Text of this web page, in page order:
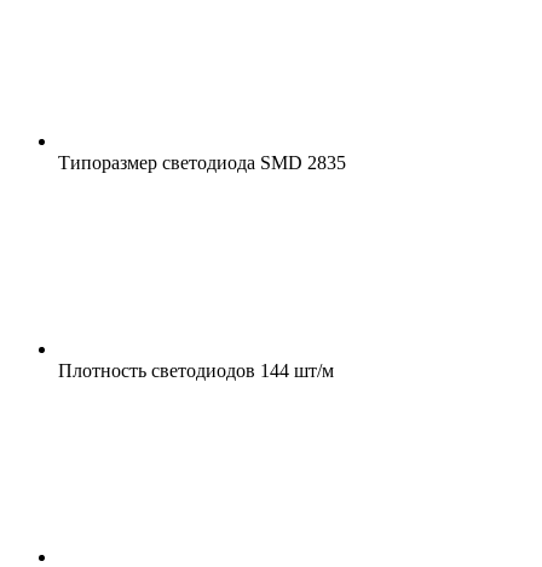
Типоразмер светодиода SMD 2835
Плотность светодиодов 144 шт/м